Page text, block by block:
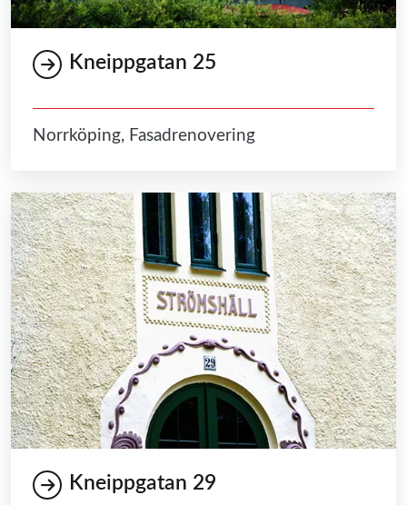
Kneippgatan 25
Norrköping, Fasadrenovering
Kneippgatan 29